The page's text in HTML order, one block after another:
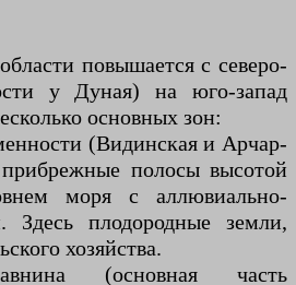
повышается с северо-
у Дуная) на юго-запад
основных зон:
(Видинская и Арчар-
полосы высотой
моря с аллювиально-
Здесь плодородные земли,
хозяйства.
(основная часть